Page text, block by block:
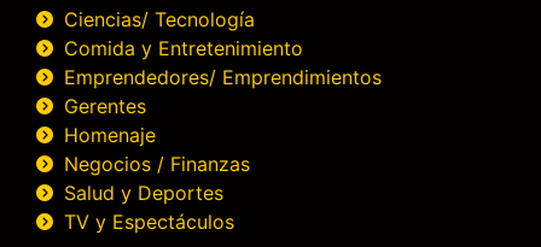
Ciencias/ Tecnología
Comida y Entretenimiento
Emprendedores/ Emprendimientos
Gerentes
Homenaje
Negocios / Finanzas
Salud y Deportes
TV y Espectáculos